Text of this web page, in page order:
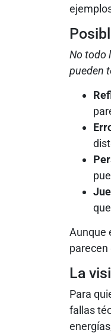
No todo
pueden
Aunque
parecen
La
Para
fallas